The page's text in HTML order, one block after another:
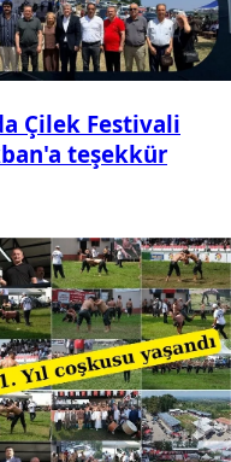
Çilek Festivali
teşekkür